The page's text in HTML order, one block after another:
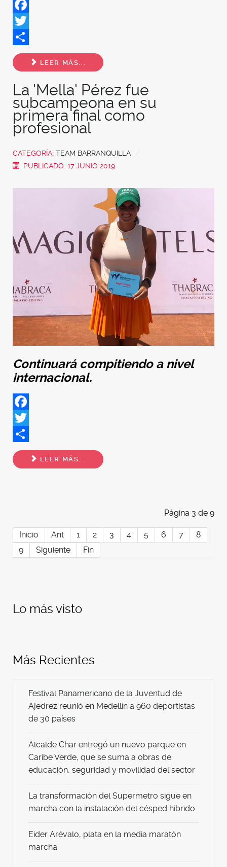
Facebook
Twitter
Share
LEER MÁS...
La 'Mella' Pérez fue
subcampeona en su
primera final como
profesional
CATEGORÍA: TEAM BARRANQUILLA
PUBLICADO: 17 JUNIO 2019
Continuará compitiendo a nivel
internacional.
Facebook
Twitter
Share
LEER MÁS...
Página 3 de 9
Inicio Ant 1 2 3 4 5 6 7
8
9
Siguiente Fin
Lo más visto
Más Recientes
Festival Panamericano de la Juventud de
Ajedrez reunió en Medellín a 960 deportistas
de 30 países
Alcalde Char entregó un nuevo parque en
Caribe Verde, que se suma a obras de
educación, seguridad y movilidad del sector
La transformación del Supermetro sigue en
marcha con la instalación del césped híbrido
Eider Arévalo, plata en la media maratón
marcha